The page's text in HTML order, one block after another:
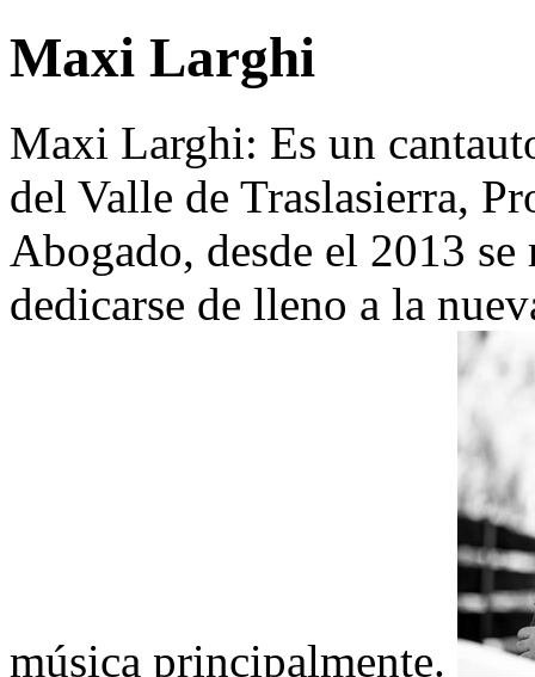
Maxi Larghi
Maxi Larghi: Es un
del Valle de Traslasierra,
Abogado, desde el 2013
dedicarse de lleno a la
música principalmente.